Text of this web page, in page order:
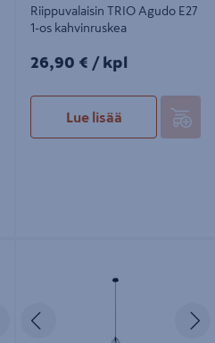
Riippuvalaisin TRIO Agudo E27
1-os kahvinruskea
26,90€/kpl
26,90 € / kpl
Lue lisää
Seuraava